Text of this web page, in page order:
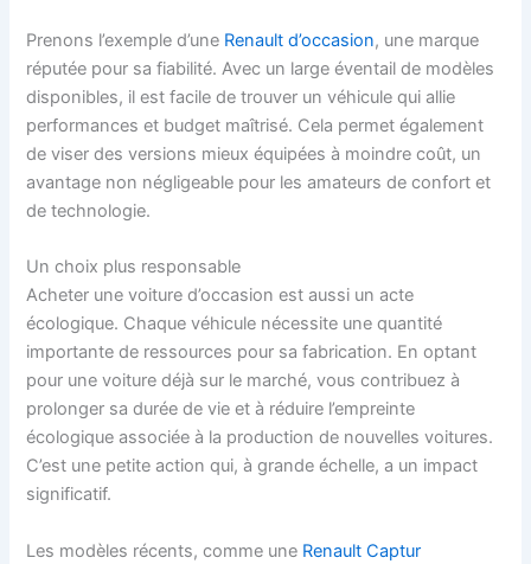
Prenons l’exemple d’une Renault d’occasion, une marque
réputée pour sa fiabilité. Avec un large éventail de modèles
disponibles, il est facile de trouver un véhicule qui allie
performances et budget maîtrisé. Cela permet également
de viser des versions mieux équipées à moindre coût, un
avantage non négligeable pour les amateurs de confort et
de technologie.
Un choix plus responsable
Acheter une voiture d’occasion est aussi un acte
écologique. Chaque véhicule nécessite une quantité
importante de ressources pour sa fabrication. En optant
pour une voiture déjà sur le marché, vous contribuez à
prolonger sa durée de vie et à réduire l’empreinte
écologique associée à la production de nouvelles voitures.
C’est une petite action qui, à grande échelle, a un impact
significatif.
Les modèles récents, comme une Renault Captur